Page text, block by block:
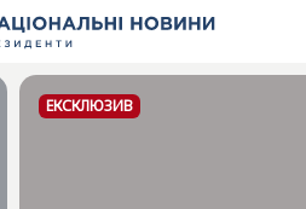
ЕКСКЛЮЗИВ